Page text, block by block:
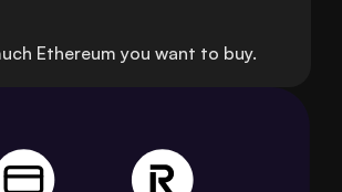
Ethereum you want to buy.